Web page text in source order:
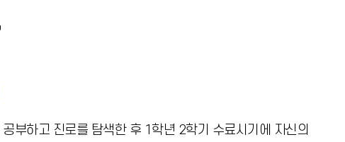
부하고 진로를 탐색한 후 1학년 2학기 수료시기에 자신의